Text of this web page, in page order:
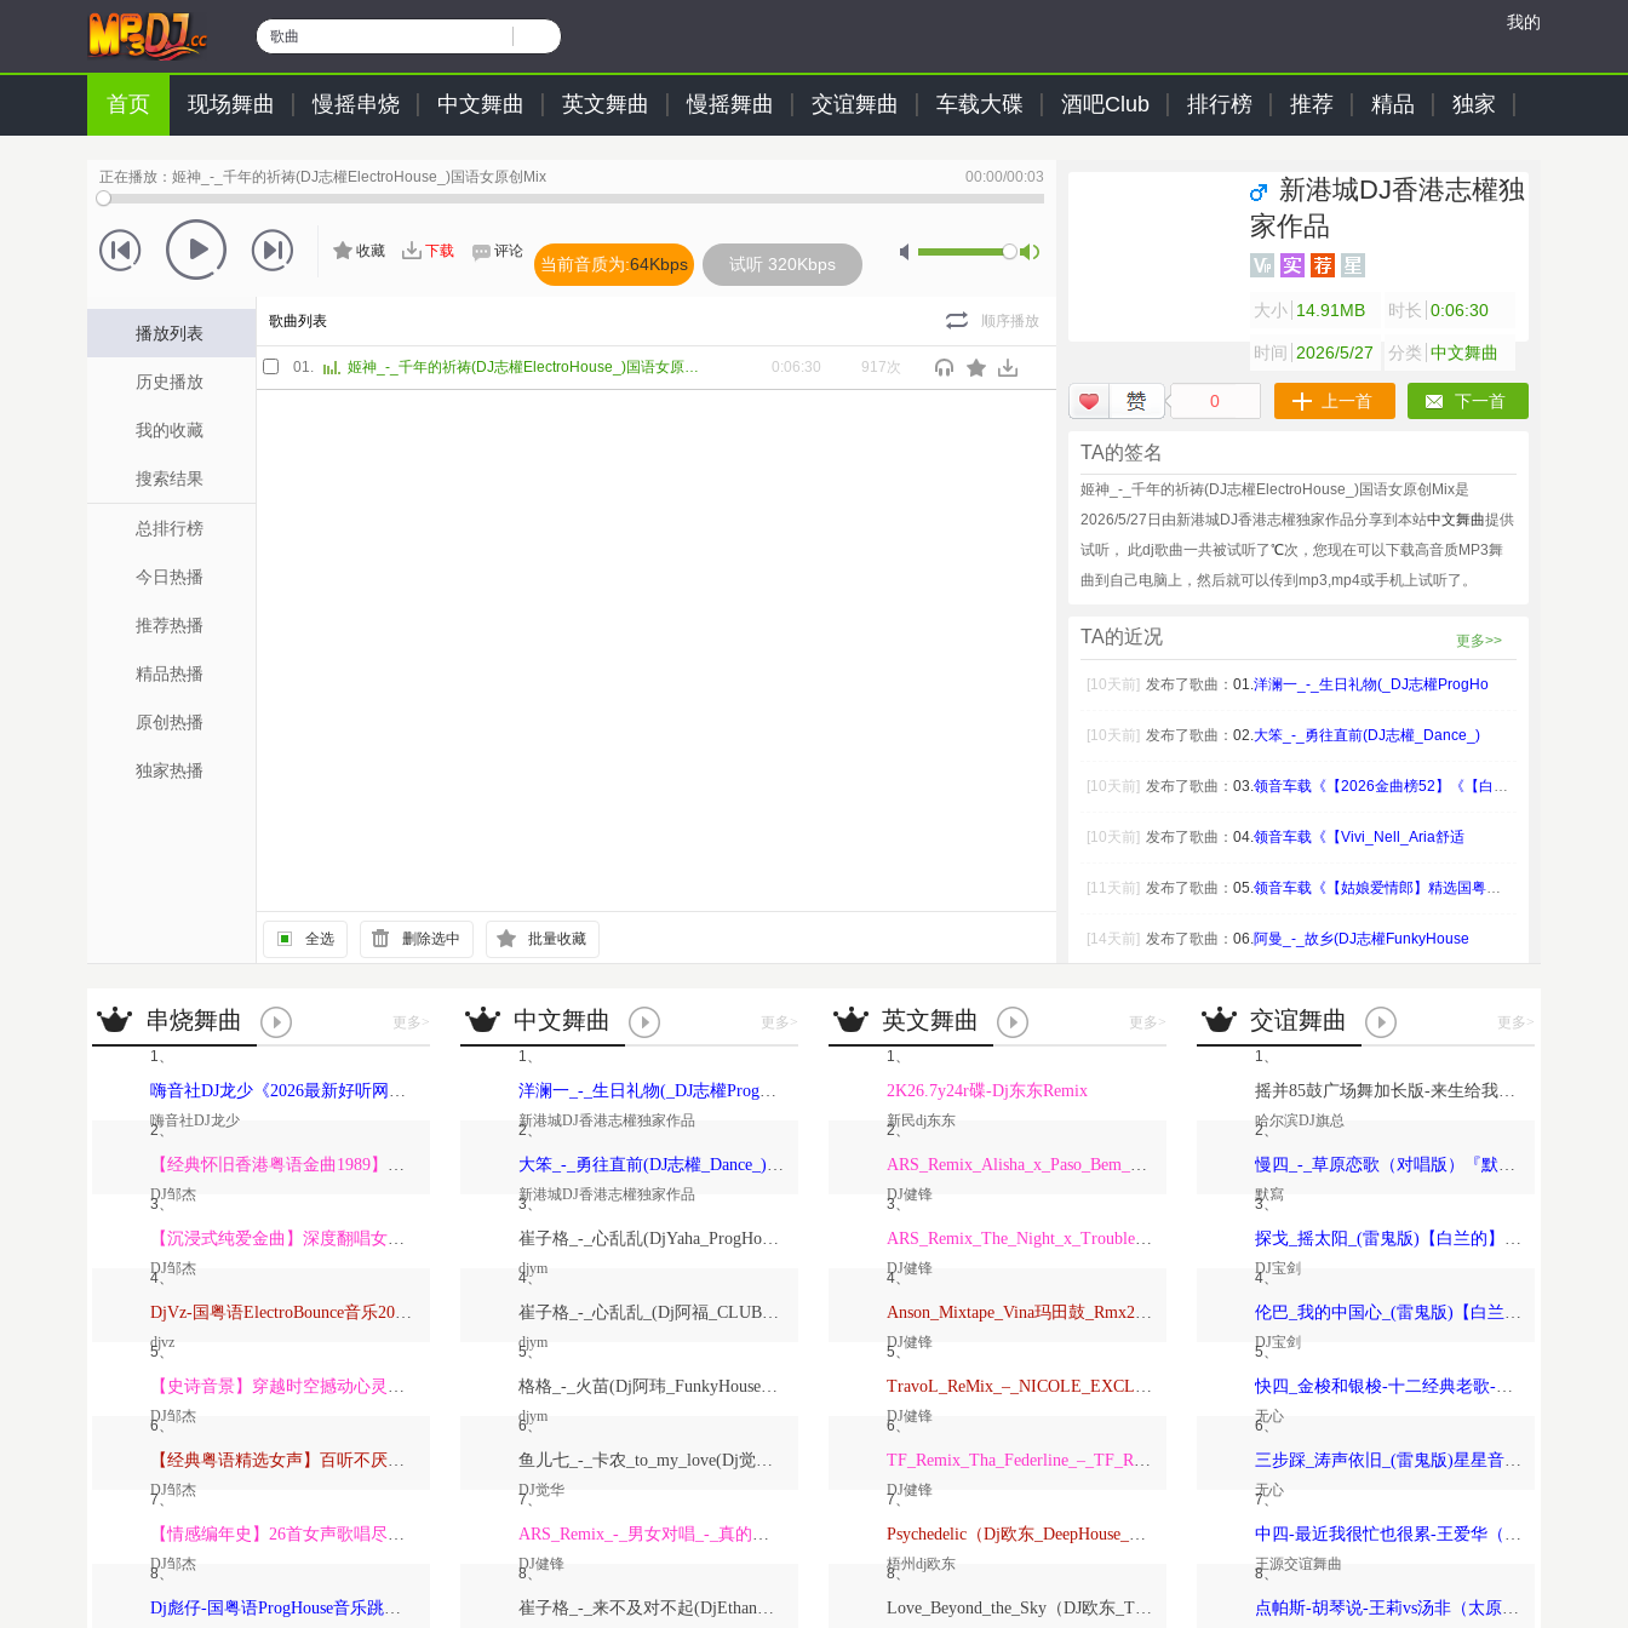
歌曲
我的
首页 现场舞曲 慢摇串烧 中文舞曲 英文舞曲 慢摇舞曲 交谊舞曲 车载大碟 酒吧Club 排行榜 推荐 精品 独家
正在播放： 姬神_-_千年的祈祷(DJ志權ElectroHouse_)国语女原创Mix 00:00/00:03
收藏 下载 评论
当前音质为:64Kbps 试听 320Kbps
播放列表
历史播放
我的收藏
搜索结果
总排行榜
今日热播
推荐热播
精品热播
原创热播
独家热播
歌曲列表 顺序播放
01. 姬神_-_千年的祈祷(DJ志權ElectroHouse_)国语女原创Mix 0:06:30 917次
全选 删除选中 批量收藏
新港城DJ香港志權独
家作品
大小 14.91MB 时长 0:06:30
时间 2026/5/27 分类 中文舞曲
0 上一首 下一首
TA的签名
姬神_-_千年的祈祷(DJ志權ElectroHouse_)国语女原创Mix是
2026/5/27日由新港城DJ香港志權独家作品分享到本站中文舞曲提供
试听， 此dj歌曲一共被试听了℃次，您现在可以下载高音质MP3舞
曲到自己电脑上，然后就可以传到mp3,mp4或手机上试听了。
TA的近况 更多>>
[10天前] 发布了歌曲： 01.洋澜一_-_生日礼物(_DJ志權ProgHo
[10天前] 发布了歌曲： 02.大笨_-_勇往直前(DJ志權_Dance_)
[10天前] 发布了歌曲： 03.领音车载《【2026金曲榜52】《【白兰鸽的
[10天前] 发布了歌曲： 04.领音车载《【Vivi_Nell_Aria舒适
[11天前] 发布了歌曲： 05.领音车载《【姑娘爱情郎】精选国粤语Elect
[14天前] 发布了歌曲： 06.阿曼_-_故乡(DJ志權FunkyHouse
串烧舞曲 更多>
1、
嗨音社DJ龙少《2026最新好听网络伤感歌曲推荐·深爱过的人一生惦记》
嗨音社DJ龙少
2、
【经典怀旧香港粤语金曲1989】高潮版【DJ邹杰】
DJ邹杰
3、
【沉浸式纯爱金曲】深度翻唱女声版【DJ邹杰】_
DJ邹杰
4、
DjVz-国粤语ElectroBounce音乐2026讲不出再见怀旧版蹦迪跳舞大碟
djvz
5、
【史诗音景】穿越时空撼动心灵的管弦乐【DJ邹杰】
DJ邹杰
6、
【经典粤语精选女声】百听不厌深度翻唱版【DJ邹杰】_
DJ邹杰
7、
【情感编年史】26首女声歌唱尽从暗恋到放下的全部【DJ邹杰】
DJ邹杰
8、
Dj彪仔-国粤语ProgHouse音乐跳舞街vs心要让你听见串烧Vol.39
中文舞曲 更多>
1、
洋澜一_-_生日礼物(_DJ志權ProgHouse_)无心睡眠鼓国语女原创Mix
新港城DJ香港志權独家作品
2、
大笨_-_勇往直前(DJ志權_Dance_)粤语男原创Mix
新港城DJ香港志權独家作品
3、
崔子格_-_心乱乱(DjYaha_ProgHouse_Mix国语女)
djym
4、
崔子格_-_心乱乱_(Dj阿福_CLUB_Mix国语女)
djym
5、
格格_-_火苗(Dj阿玮_FunkyHouse_Mix国语女)
djym
6、
鱼儿七_-_卡农_to_my_love(Dj觉华_Electro_Rmx_2026_V2)
DJ觉华
7、
ARS_Remix_-_男女对唱_-_真的爱着你
DJ健锋
8、
崔子格_-_来不及对不起(DjEthan翊轩_Melbourne_Mix国语女)
英文舞曲 更多>
1、
2K26.7y24r碟-Dj东东Remix
新民dj东东
2、
ARS_Remix_Alisha_x_Paso_Bem_Solto_2K25_ft_Daa_LeemingWart_Alexis
DJ健锋
3、
ARS_Remix_The_Night_x_Trouble_Is_A_Friend_x_Forver_Young_2K24…
DJ健锋
4、
Anson_Mixtape_Vina玛田鼓_Rmx2026_150
DJ健锋
5、
TravoL_ReMix_–_NICOLE_EXCLUSIVE_康熙TOYOKI_落泪_TravoL_HarderMix
DJ健锋
6、
TF_Remix_Tha_Federline_–_TF_Remix_DOTARapture_TF_REMIX_2026_VVIP
DJ健锋
7、
Psychedelic（Dj欧东_DeepHouse_2026）
梧州dj欧东
8、
Love_Beyond_the_Sky（DJ欧东_Trance）
交谊舞曲 更多>
1、
摇并85鼓广场舞加长版-来生给我一个家-恰恰恰恰恰【哈尔滨DJ旗总音乐工作室独家制作】
哈尔滨DJ旗总
2、
慢四_-_草原恋歌（对唱版）『默寫制作』
默寫
3、
探戈_摇太阳_(雷鬼版)【白兰的】-宝剑制作
DJ宝剑
4、
伦巴_我的中国心_(雷鬼版)【白兰的】-宝剑制作
DJ宝剑
5、
快四_金梭和银梭-十二经典老歌-无心制作
无心
6、
三步踩_涛声依旧_(雷鬼版)星星音乐屋、晚风音乐屋-无心制作
无心
7、
中四-最近我很忙也很累-王爱华（太原-王源制作）
王源交谊舞曲
8、
点帕斯-胡琴说-王莉vs汤非（太原-王源制作）